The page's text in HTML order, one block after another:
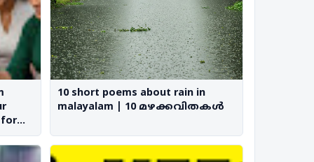
for
10 short poems about rain in
malayalam | 10 മഴക്കവിതകൾ